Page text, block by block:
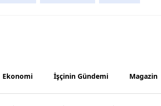
Kırıkkale
Ekonomi İşçinin Gündemi Magazin